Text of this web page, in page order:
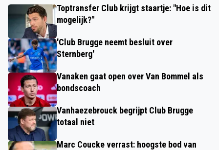
Toptransfer Club krijgt staartje: "Hoe is dit
mogelijk?"
'Club Brugge neemt besluit over
Sternberg'
Vanaken gaat open over Van Bommel als
bondscoach
Vanhaezebrouck begrijpt Club Brugge
totaal niet
Marc Coucke verrast: hoogste bod van